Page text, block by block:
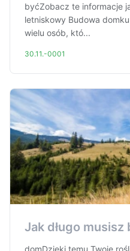
byćZobacz te informacje
letniskowy Budowa
wielu osób, któ...
30.11.-0001
Jak długo
domDzięki temu Twoje